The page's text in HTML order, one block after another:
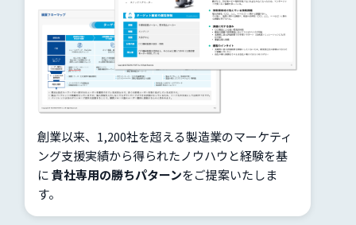
創業以来、1,200社を超える製造業のマーケティ
ング支援実績から得られたノウハウと経験を基
に貴社専用の勝ちパターンをご提案いたしま
す。